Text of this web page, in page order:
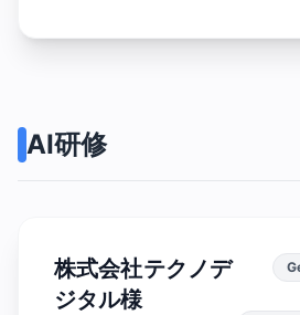
AI研修
株式会社テクノデ
ジタル様